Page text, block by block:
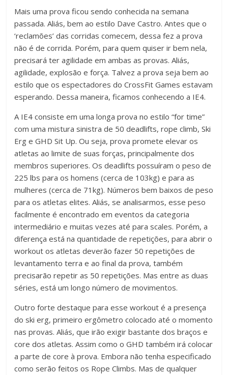
Mais uma prova ficou sendo conhecida na semana
passada. Aliás, bem ao estilo Dave Castro. Antes que o
‘reclamões’ das corridas comecem, dessa fez a prova
não é de corrida. Porém, para quem quiser ir bem nela,
precisará ter agilidade em ambas as provas. Aliás,
agilidade, explosão e força. Talvez a prova seja bem ao
estilo que os espectadores do CrossFit Games estavam
esperando. Dessa maneira, ficamos conhecendo a IE4.
A IE4 consiste em uma longa prova no estilo “for time”
com uma mistura sinistra de 50 deadlifts, rope climb, Ski
Erg e GHD Sit Up. Ou seja, prova promete elevar os
atletas ao limite de suas forças, principalmente dos
membros superiores. Os deadlifts possuíram o peso de
225 lbs para os homens (cerca de 103kg) e para as
mulheres (cerca de 71kg). Números bem baixos de peso
para os atletas elites. Aliás, se analisarmos, esse peso
facilmente é encontrado em eventos da categoria
intermediário e muitas vezes até para scales. Porém, a
diferença está na quantidade de repetições, para abrir o
workout os atletas deverão fazer 50 repetições de
levantamento terra e ao final da prova, também
precisarão repetir as 50 repetições. Mas entre as duas
séries, está um longo número de movimentos.
Outro forte destaque para esse workout é a presença
do ski erg, primeiro ergômetro colocado até o momento
nas provas. Aliás, que irão exigir bastante dos braços e
core dos atletas. Assim como o GHD também irá colocar
a parte de core à prova. Embora não tenha especificado
como serão feitos os Rope Climbs. Mas de qualquer